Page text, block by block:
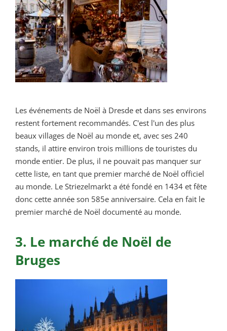
Les événements de Noël à Dresde et dans ses environs
restent fortement recommandés. C'est l'un des plus
beaux villages de Noël au monde et, avec ses 240
stands, il attire environ trois millions de touristes du
monde entier. De plus, il ne pouvait pas manquer sur
cette liste, en tant que premier marché de Noël officiel
au monde. Le Striezelmarkt a été fondé en 1434 et fête
donc cette année son 585e anniversaire. Cela en fait le
premier marché de Noël documenté au monde.
3. Le marché de Noël de
Bruges